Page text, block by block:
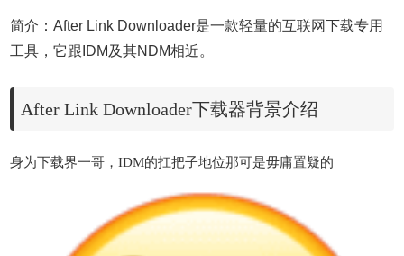
简介：After Link Downloader是一款轻量的互联网下载专用
工具，它跟IDM及其NDM相近。
After Link Downloader下载器背景介绍
身为下载界一哥，IDM的扛把子地位那可是毋庸置疑的